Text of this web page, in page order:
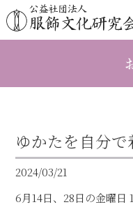
ゆかたを自分で
2024/03/21
6月14日、28日の金曜日